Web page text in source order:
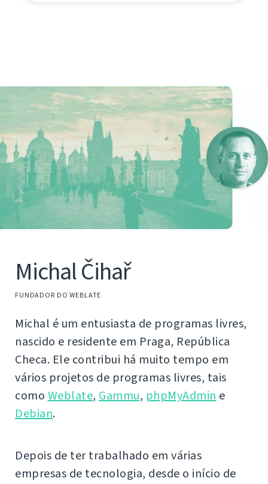
Michal Čihař
FUNDADOR DO WEBLATE
Michal é um entusiasta de programas livres,
nascido e residente em Praga, República
Checa. Ele contribui há muito tempo em
vários projetos de programas livres, tais
como Weblate, Gammu, phpMyAdmin e
Debian.
Depois de ter trabalhado em várias
empresas de tecnologia, desde o início de